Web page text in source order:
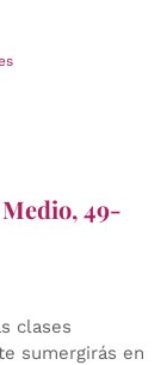
49-
clases
sumergirás en